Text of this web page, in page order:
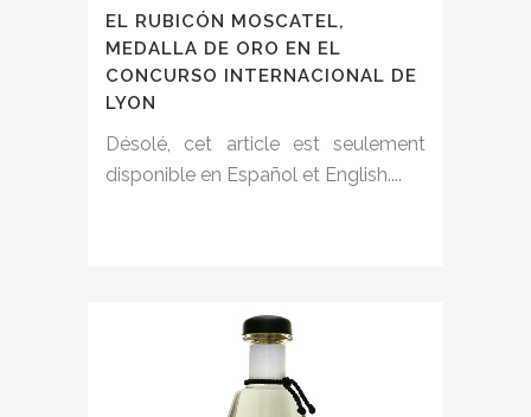
EL RUBICÓN MOSCATEL,
MEDALLA DE ORO EN EL
CONCURSO INTERNACIONAL DE
LYON
Désolé, cet article est seulement
disponible en Español et English....